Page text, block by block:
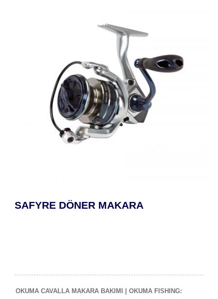
SAFYRE DÖNER MAKARA
OKUMA CAVALLA MAKARA BAKIMI | OKUMA FISHING: